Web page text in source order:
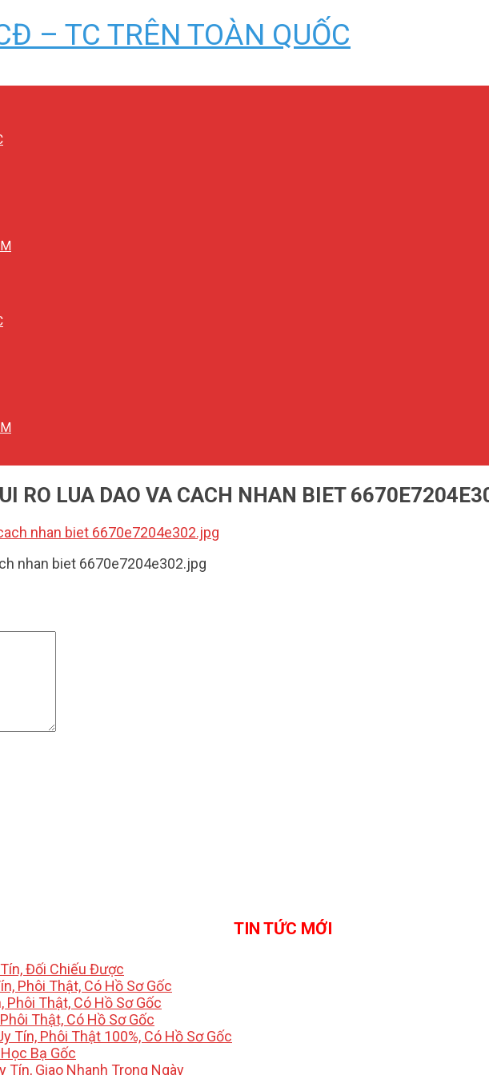
RO LUA DAO VA CACH NHAN BIET
nhan biet 6670e7204e302.jpg
TIN TỨC MỚI
Đối Chiếu Được
Phôi Thật, Có Hồ Sơ Gốc
Phôi Thật, Có Hồ Sơ Gốc
Thật, Có Hồ Sơ Gốc
Tín, Phôi Thật 100%, Có Hồ Sơ Gốc
Bạ Gốc
Tín, Giao Nhanh Trong Ngày